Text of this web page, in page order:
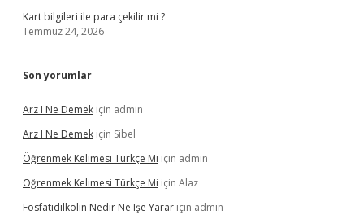
Kart bilgileri ile para çekilir mi ?
Temmuz 24, 2026
Son yorumlar
Arz I Ne Demek için admin
Arz I Ne Demek için Sibel
Öğrenmek Kelimesi Türkçe Mi için admin
Öğrenmek Kelimesi Türkçe Mi için Alaz
Fosfatidilkolin Nedir Ne Işe Yarar için admin